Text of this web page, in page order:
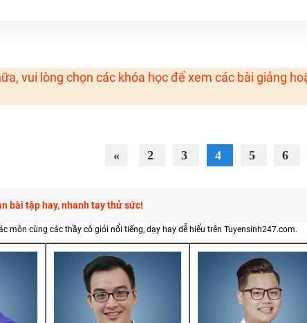
ít nhất 25 điểm
vui lòng chọn các khóa học để xem các bài giảng
« 2 3 4 5 6
bài tập hay, nhanh tay thử sức!
môn cùng các thầy cô giỏi nổi tiếng, dạy hay dễ hiểu trên Tuyensinh247.com.